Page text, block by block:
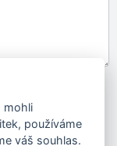
mohli
používáme
váš souhlas.